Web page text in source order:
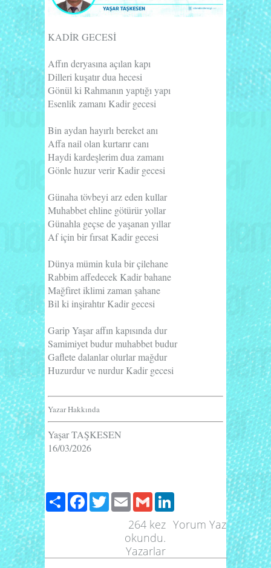
KADİR GECESİ
Affın deryasına açılan kapı
Dilleri kuşatır dua hecesi
Gönül ki Rahmanın yaptığı yapı
Esenlik zamanı Kadir gecesi
Bin aydan hayırlı bereket anı
Affa nail olan kurtarır canı
Haydi kardeşlerim dua zamanı
Gönle huzur verir Kadir gecesi
Günaha tövbeyi arz eden kullar
Muhabbet ehline götürür yollar
Günahla geçse de yaşanan yıllar
Af için bir fırsat Kadir gecesi
Dünya mümin kula bir çilehane
Rabbim affedecek Kadir bahane
Mağfiret iklimi zaman şahane
Bil ki inşirahtır Kadir gecesi
Garip Yaşar affın kapısında dur
Samimiyet budur muhabbet budur
Gaflete dalanlar olurlar mağdur
Huzurdur ve nurdur Kadir gecesi
Yazar Hakkında
Yaşar TAŞKESEN
16/03/2026
PaylaşFacebook
TwitterEmailGmail
Yorum Yaz
264 kez
okundu.
Yazarlar